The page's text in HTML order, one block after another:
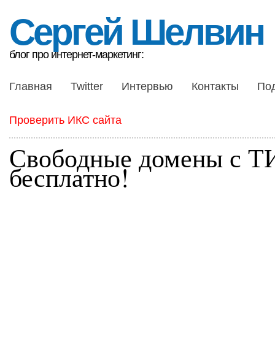
Сергей Шелвин
блог про интернет-маркетинг:
Главная Twitter Интервью Контакты
Проверить ИКС сайта
Свободные домены с
бесплатно!